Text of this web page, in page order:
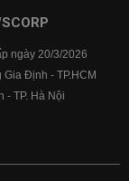
ngày 20/3/2026
Định - TP.HCM
- TP. Hà Nội